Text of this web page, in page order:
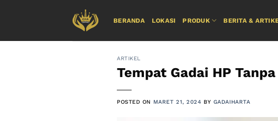
BERANDA LOKASI PRODUK BERITA &
ARTIKEL
Tempat Gadai HP
POSTED ON MARET 21, 2024 BY GADAIHARTA